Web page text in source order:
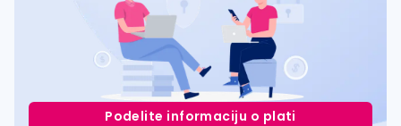
Podelite informaciju o plati